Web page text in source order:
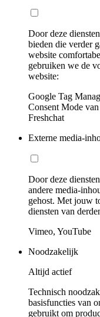
Door deze
bieden die verder
website
gebruiken we de
website:
Google Tag
Consent Mode
Freshchat
Externe media-
Door deze
andere media-
gehost. Met jouw
diensten van
Vimeo, YouTube
Noodzakelijk
Altijd actief
Technisch
basisfuncties van
gebruikt om